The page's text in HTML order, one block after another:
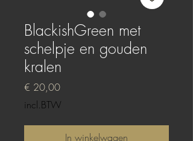
BlackishGreen met
schelpje en gouden
kralen
€ 20,00Prijs
incl.BTW
In winkelwagen